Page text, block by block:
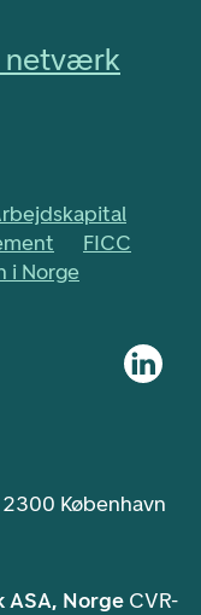
netværk
FICC
i Norge
København
ASA, Norge CVR-